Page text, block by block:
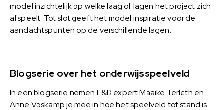
model inzichtelijk op welke laag of lagen het project zich
afspeelt. Tot slot geeft het model inspiratie voor de
aandachtspunten op de verschillende lagen.
Blogserie over het onderwijsspeelveld
In een blogserie nemen L&D expertMaaike Terleth en
Anne Voskampje mee in hoe het speelveld tot stand is